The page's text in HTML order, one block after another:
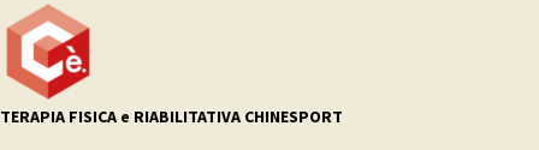
TERAPIA FISICA e RIABILITATIVA CHINESPORT